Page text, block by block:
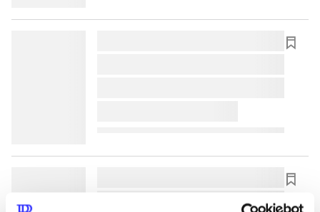
lorem ipsum dolor sit amet ...
lorem ipsum dolor sit amet ...
lorem ipsum dolor sit amet ...